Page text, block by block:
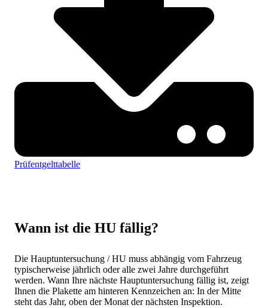
Prüfentgelttabelle
Wann ist die HU fällig?
Die Hauptuntersuchung / HU muss abhängig vom Fahrzeug
typischerweise jährlich oder alle zwei Jahre durchgeführt
werden. Wann Ihre nächste Hauptuntersuchung fällig ist, zeigt
Ihnen die Plakette am hinteren Kennzeichen an: In der Mitte
steht das Jahr, oben der Monat der nächsten Inspektion.